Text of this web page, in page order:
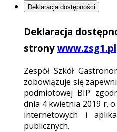
Deklaracja dostępności
Deklaracja
strony www.zsg1.pl
Zespół Szkół
zobowiązuje się
podmiotowej BIP
dnia 4 kwietnia 2019 r.
internetowych i
publicznych.